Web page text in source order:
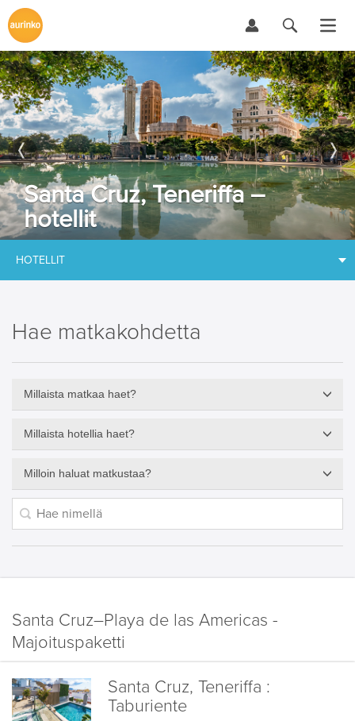
Santa Cruz, Teneriffa –
hotellit
HOTELLIT
Hae matkakohdetta
Millaista matkaa haet?
Millaista hotellia haet?
Milloin haluat matkustaa?
Santa Cruz–Playa de las Americas -
Majoituspaketti
Santa Cruz, Teneriffa :
Taburiente